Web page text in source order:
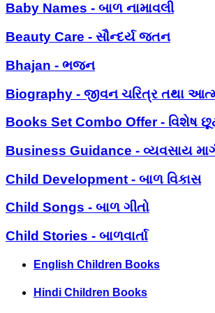
Baby Names - બાળ નામાવલી
Beauty Care - સૌન્દર્ય જતન
Bhajan - ભજન
Biography - જીવન ચરિત્ર તથા
Books Set Combo Offer - વિશેષ
Business Guidance - વ્યવસાય
Child Development - બાળ વિકાસ
Child Songs - બાળ ગીતો
Child Stories - બાળવાર્તા
English Children Books
Hindi Children Books